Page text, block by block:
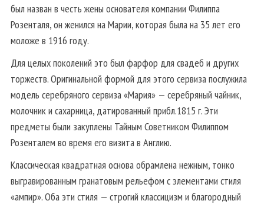
был назван в честь жены основателя компании Филиппа
Розенталя, он женился на Марии, которая была на 35 лет его
моложе в 1916 году.
Для целых поколений это был фарфор для свадеб и других
торжеств. Оригинальной формой для этого сервиза послужила
модель серебряного сервиза «Мария» — серебряный чайник,
молочник и сахарница, датированный прибл.1815 г. Эти
предметы были закуплены Тайным Советником Филиппом
Розенталем во время его визита в Англию.
Классическая квадратная основа обрамлена нежным, тонко
выгравированным гранатовым рельефом с элементами стиля
«ампир». Оба эти стиля — строгий классицизм и благородный